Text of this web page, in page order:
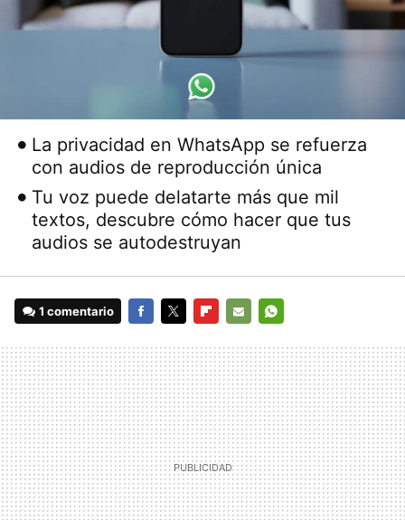
La privacidad en WhatsApp se refuerza
con audios de reproducción única
Tu voz puede delatarte más que mil
textos, descubre cómo hacer que tus
audios se autodestruyan
1 comentario
MAIL